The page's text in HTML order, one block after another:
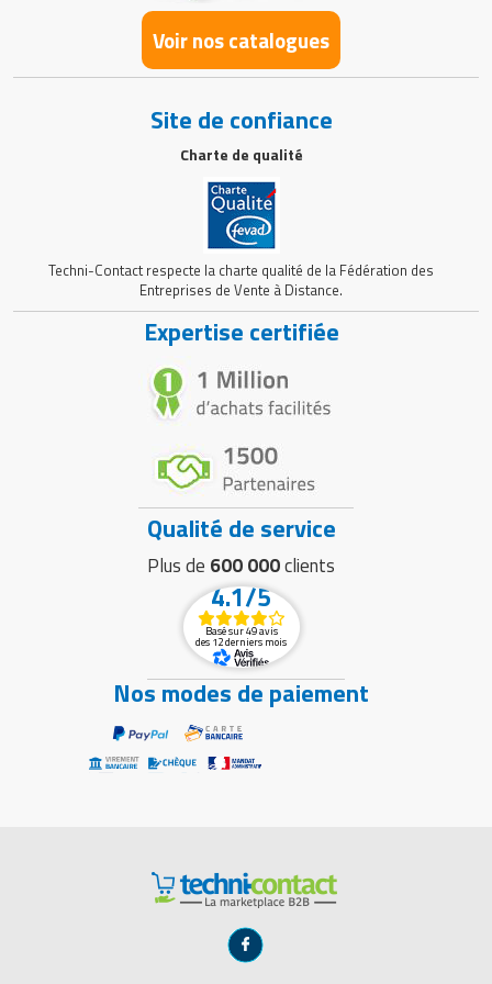
Matériel de musculation
Vêtement sportif
Rôtisserie professionnelle
Tables de préparation réfrigérées
Vaisselle restaurant
Vitrines réfrigérées
Voir nos catalogues
Site de confiance
Charte de qualité
Techni-Contact respecte la charte qualité de la Fédération des
Entreprises de Vente à Distance.
Expertise certifiée
Qualité de service
Plus de 600 000clients
4.1/5
Basé sur 49 avis
des 12 derniers mois
Nos modes de paiement